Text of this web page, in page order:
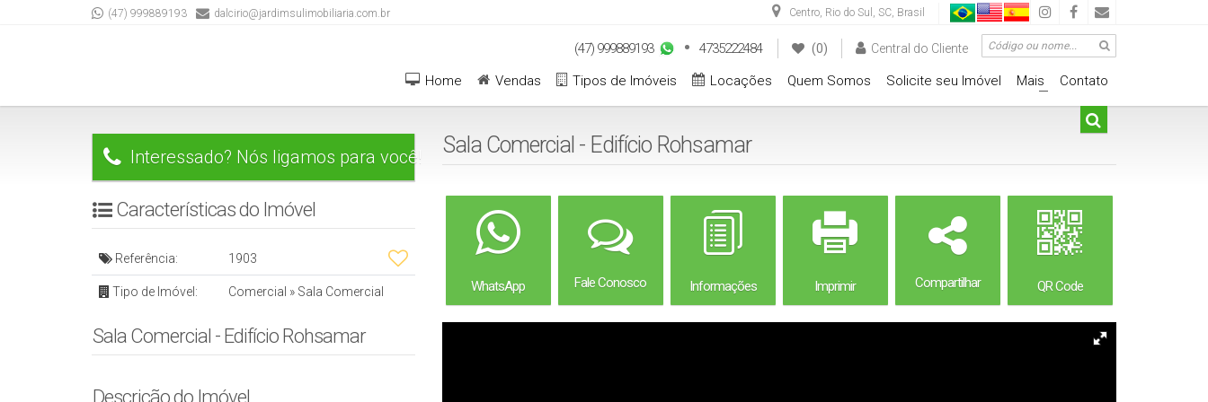
Centro, Rio do Sul , SC, Brasil
(47) 999889193 dalcirio@jardimsulimobiliaria.com.br
Central do Cliente
(0)
(47) 999889193
4735222484
Contato
+
Mais
Solicite seu Imóvel
Quem Somos
Locações
Tipos de Imóveis
Vendas
Home
Interessado? Nós ligamos para você!
Características do Imóvel
Referência: 1903
Tipo de Imóvel: Comercial » Sala Comercial
Sala Comercial - Edifício Rohsamar
Descrição do Imóvel
Sala Comercial - Edifício Rohsamar
WhatsApp Fale Conosco Informações Imprimir Compartilhar QR Code